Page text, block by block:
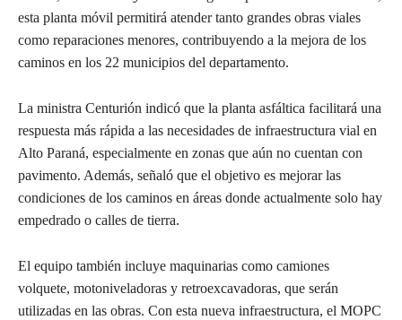
esta planta móvil permitirá atender tanto grandes obras viales
como reparaciones menores, contribuyendo a la mejora de los
caminos en los 22 municipios del departamento.
La ministra Centurión indicó que la planta asfáltica facilitará una
respuesta más rápida a las necesidades de infraestructura vial en
Alto Paraná, especialmente en zonas que aún no cuentan con
pavimento. Además, señaló que el objetivo es mejorar las
condiciones de los caminos en áreas donde actualmente solo hay
empedrado o calles de tierra.
El equipo también incluye maquinarias como camiones
volquete, motoniveladoras y retroexcavadoras, que serán
utilizadas en las obras. Con esta nueva infraestructura, el MOPC